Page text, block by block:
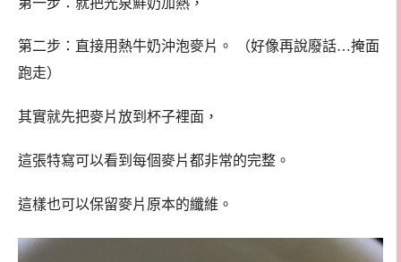
第二步：直接用熱牛奶沖泡麥片。 （好像再說廢話…掩面
跑走）
其實就先把麥片放到杯子裡面，
這張特寫可以看到每個麥片都非常的完整。
這樣也可以保留麥片原本的纖維。